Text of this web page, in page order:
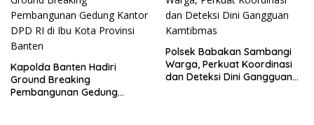
Kapolda Banten Hadiri
Ground Breaking
Pembangunan Gedung
Polsek Babakan Sambangi
Warga, Perkuat Koordinasi
dan Deteksi Dini Gangguan